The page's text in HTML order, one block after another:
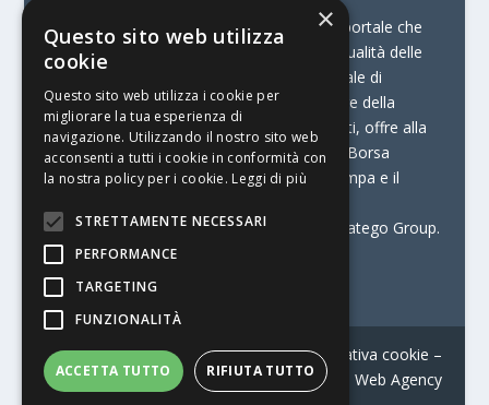
© Stratego Group –
stampamedia.net è il portale che
racconta le innovazioni tecnologiche e l’attualità delle
aziende di stampa e di converting. È il portale di
riferimento per chi opera in Italia nel settore della
comunicazione stampata. Oltre ai contenuti, offre alla
propria community diversi servizi come:
la Borsa
Lavoro, la Print Connection, i Big della Stampa e il
Stampamedia.net è una delle testate di Stratego Group.
Partita IVA07921450156
Contatti–Informativa privacy–Informativa cookie –
Web Agency
×
Questo sito web utilizza
cookie
Questo sito web utilizza i cookie per
migliorare la tua esperienza di
navigazione. Utilizzando il nostro sito web
acconsenti a tutti i cookie in conformità con
la nostra policy per i cookie. Leggi di più
STRETTAMENTE NECESSARI
PERFORMANCE
TARGETING
FUNZIONALITÀ
ACCETTA TUTTO RIFIUTA TUTTO